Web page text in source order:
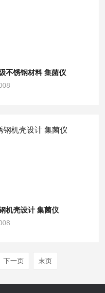
不锈钢材料 集菌仪
机壳设计 集菌仪
下一页 末页